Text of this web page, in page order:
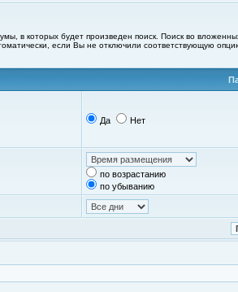
в которых будет произведен поиск. Поиск во
если Вы не отключили соответствующую
Да Нет
по возрастанию
по убыванию